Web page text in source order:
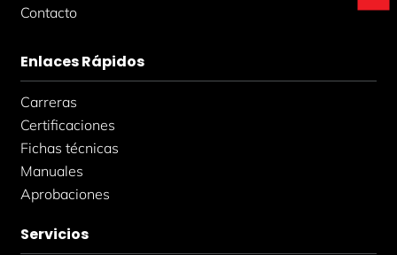
Contacto
Enlaces Rápidos
Carreras
Certificaciones
Fichas técnicas
Manuales
Aprobaciones
Servicios